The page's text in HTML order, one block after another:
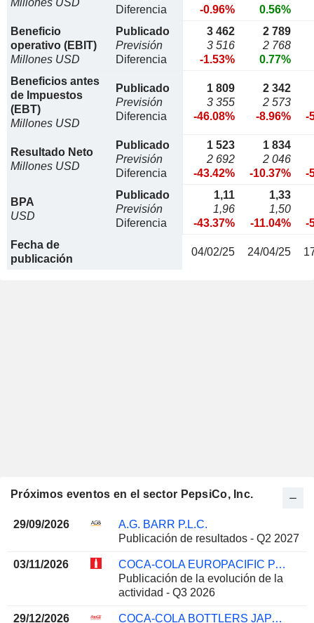
Millones USD
Diferencia
-0.96%
0.56%
Beneficio
operativo (EBIT)
Millones USD
Publicado
Previsión
Diferencia
3 462
3 516
-1.53%
2 789
2 768
0.77%
Beneficios antes
de Impuestos
(EBT)
Millones USD
Publicado
Previsión
Diferencia
1 809
3 355
-46.08%
2 342
2 573
-8.96%
-
Resultado Neto
Millones USD
Publicado
Previsión
Diferencia
1 523
2 692
-43.42%
1 834
2 046
-10.37%
-
BPA
USD
Publicado
Previsión
Diferencia
1,11
1,96
-43.37%
1,33
1,50
-11.04%
-
Fecha de
publicación
04/02/25 24/04/25
Próximos eventos en el sector PepsiCo, Inc.
29/09/2026
A.G. BARR P.L.C.
Publicación de resultados - Q2 2027
03/11/2026
COCA-COLA EUROPACIFIC PARTNERS PLC
Publicación de la evolución de la
actividad - Q3 2026
29/12/2026
COCA-COLA BOTTLERS JAPAN HOLDINGS INC.